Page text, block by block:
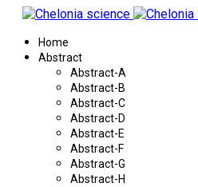
Home
Abstract
Abstract-A
Abstract-B
Abstract-C
Abstract-D
Abstract-E
Abstract-F
Abstract-G
Abstract-H